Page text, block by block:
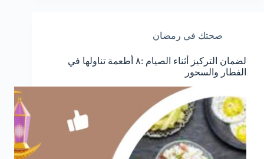
صحتك في رمضان
لضمان التركيز أثناء الصيام :٨ أطعمة تناولها في
الفطار والسحور